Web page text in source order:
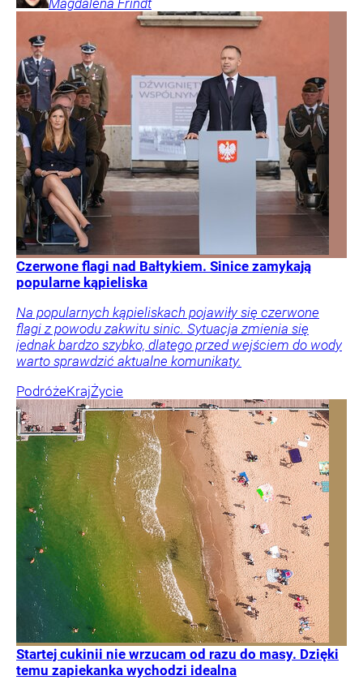
Magdalena Frindt
Czerwone flagi nad Bałtykiem. Sinice zamykają
popularne kąpieliska
Na popularnych kąpieliskach pojawiły się czerwone
flagi z powodu zakwitu sinic. Sytuacja zmienia się
jednak bardzo szybko, dlatego przed wejściem do wody
warto sprawdzić aktualne komunikaty.
PodróżeKrajŻycie
Startej cukinii nie wrzucam od razu do masy. Dzięki
temu zapiekanka wychodzi idealna